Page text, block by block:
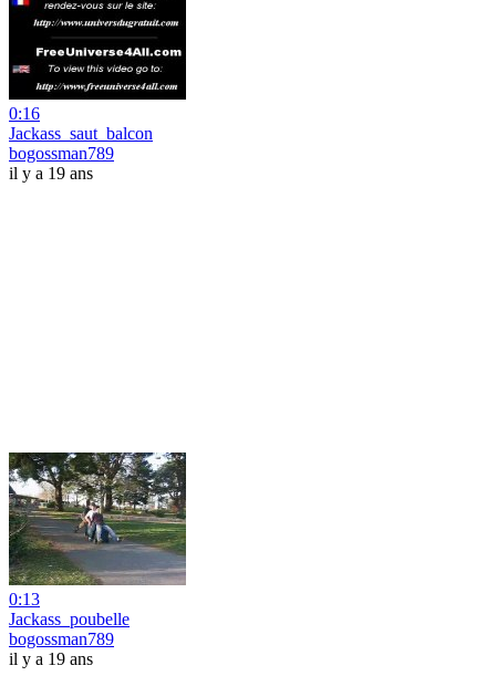
0:16
Jackass_saut_balcon
bogossman789
il y a 19 ans
0:13
Jackass_poubelle
bogossman789
il y a 19 ans